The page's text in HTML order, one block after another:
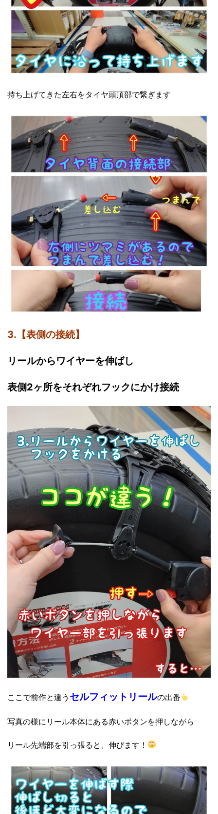
持ち上げてきた左右をタイヤ頭頂部で繋ぎます
3.【表側の接続】
リールからワイヤーを伸ばし
表側2ヶ所をそれぞれフックにかけ接続
ここで前作と違う セルフィットリールの出番
写真の様にリール本体にある赤いボタンを押しながら
リール先端部を引っ張ると、伸びます！